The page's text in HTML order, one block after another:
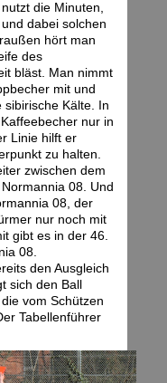
die Minuten,
dabei solchen
hört man
des
bläst. Man nimmt
mit und
Kälte. In
nur in
Linie hilft er
zu halten.
zwischen dem
08. Und
08, der
nur noch mit
gibt es in der 46.
08.
den Ausgleich
sich den Ball
vom Schützen
Tabellenführer